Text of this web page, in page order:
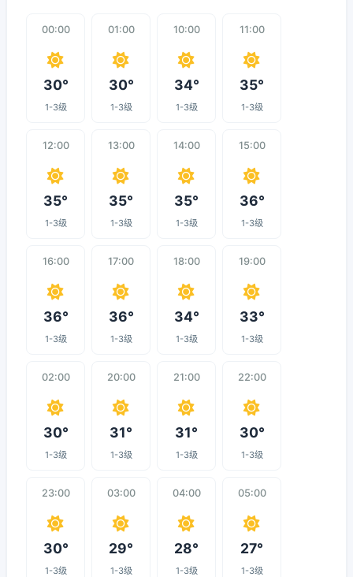
00:00
30°
1-3级
01:00
30°
1-3级
10:00
34°
1-3级
11:00
35°
1-3级
12:00
35°
1-3级
13:00
35°
1-3级
14:00
35°
1-3级
15:00
36°
1-3级
16:00
36°
1-3级
17:00
36°
1-3级
18:00
34°
1-3级
19:00
33°
1-3级
02:00
30°
1-3级
20:00
31°
1-3级
21:00
31°
1-3级
22:00
30°
1-3级
23:00
30°
1-3级
03:00
29°
1-3级
04:00
28°
1-3级
05:00
27°
1-3级